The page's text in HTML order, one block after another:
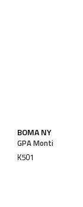
BOMA NY
GPA Monti
K501